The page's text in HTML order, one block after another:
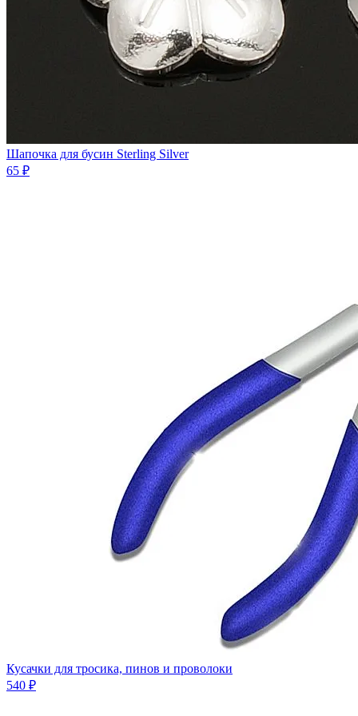
Шапочка для бусин Sterling Silver
65 ₽
Кусачки для тросика, пинов и проволоки
540 ₽